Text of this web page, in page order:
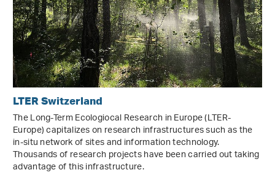
LTER Switzerland
The Long-Term Ecologiocal Research in Europe (LTER-
Europe) capitalizes on research infrastructures such as the
in-situ network of sites and information technology.
Thousands of research projects have been carried out taking
advantage of this infrastructure.